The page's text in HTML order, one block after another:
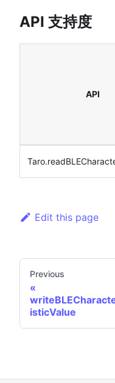
API 支持度
API
Edit this page
Previous
isticValue